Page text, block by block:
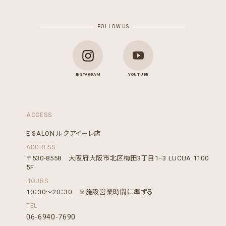
FOLLOW US
INSTAGRAM YOU TUBE
ACCESS
E SALON ルクアイーレ店
ADDRESS
〒530-8558 大阪府大阪市北区梅田3丁目1−3 LUCUA 1100
5F
HOURS
10：30～20：30 ※施設営業時間に準ずる
TEL
06-6940-7690